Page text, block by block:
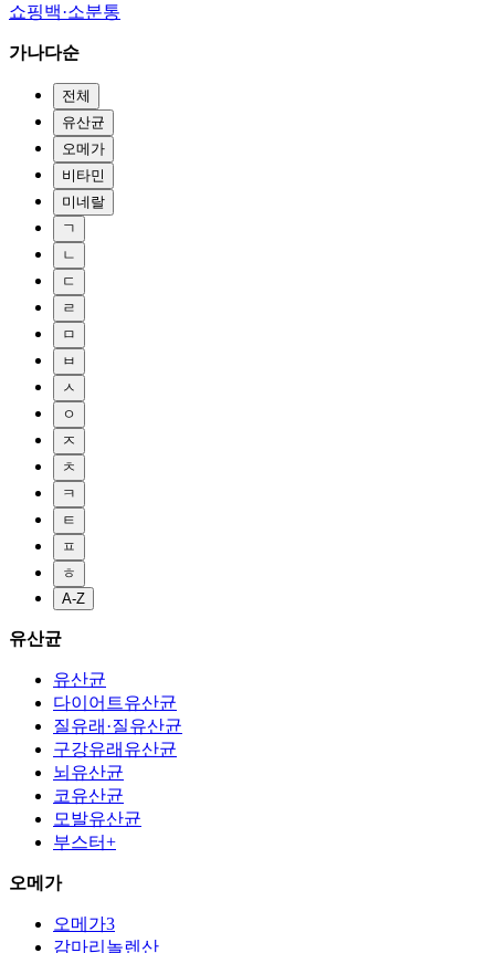
쇼핑백·소분통
가나다순
전체
유산균
오메가
비타민
미네랄
ㄱ
ㄴ
ㄷ
ㄹ
ㅁ
ㅂ
ㅅ
ㅇ
ㅈ
ㅊ
ㅋ
ㅌ
ㅍ
ㅎ
A-Z
유산균
유산균
다이어트유산균
질유래·질유산균
구강유래유산균
뇌유산균
코유산균
모발유산균
부스터+
오메가
오메가3
감마리놀렌산